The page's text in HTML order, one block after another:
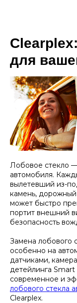
для
Лобовое стекло
автомобиля.
вылетевший из-
камень,
может быстро
портит внешний
безопасность
Замена лобового
особенно на
датчиками,
детейлинга
современное и
лобового стекла
Clearplex.